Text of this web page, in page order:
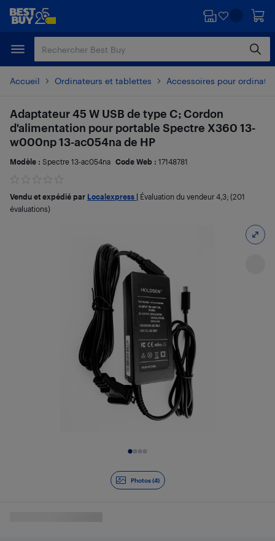
Passer
principal
Passer
Accueil Ordinateurs et tablettes Accessoires pour
Photos (4)
Adaptateur 45 W USB de type C; Cordon
d'alimentation pour portable Spectre X360 13-
w000np 13-ac054na de HP
Modèle : Spectre 13-ac054na Code Web : 17148781
Vendu et expédié par Localexpress Évaluation du vendeur 4,3; (201
évaluations)